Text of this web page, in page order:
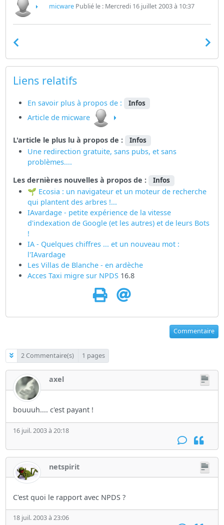
micwarePublié le : Mercredi 16 juillet 2003 à 10:37
Liens relatifs
En savoir plus à propos de : Infos
Article de micware
L'article le plus lu à propos de : Infos
Une redirection gratuite, sans pubs, et sans
problèmes....
Les dernières nouvelles à propos de :
Infos
🌱 Ecosia : un navigateur et un moteur de recherche
qui plantent des arbres !...
IAvardage - petite expérience de la vitesse
d'indexation de Google (et les autres) et de leurs Bots
!
IA - Quelques chiffres ... et un nouveau mot :
l'IAvardage
Les Villas de Blanche - en ardèche
Acces Taxi migre sur NPDS16.8
Commentaire
2 Commentaire(s) 1 pages
axel
bouuuh.... c'est payant !
16 juil. 2003 à 20:18
netspirit
C'est quoi le rapport avec NPDS ?
18 juil. 2003 à 23:06